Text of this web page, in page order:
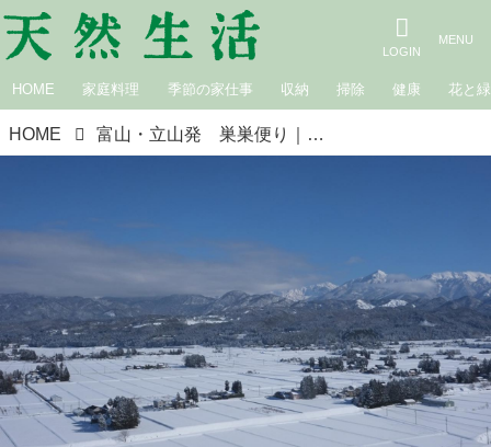
HOME 家庭料理 季節の家仕事 収納 掃除 健康 花と緑
HOME 富山・立山発 巣巣便り｜第七話 人間の身体のポテンシャル